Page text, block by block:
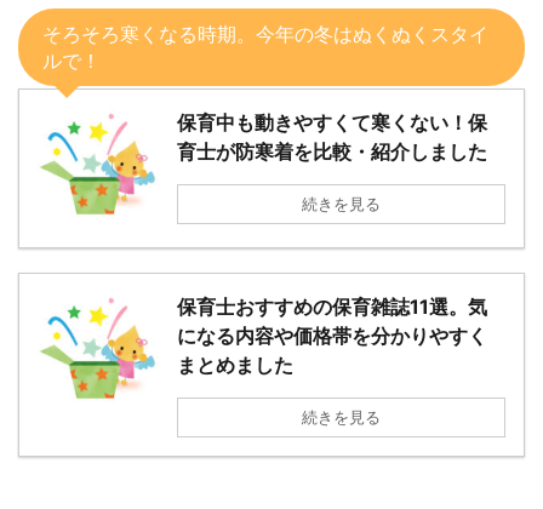
そろそろ寒くなる時期。今年の冬はぬくぬくスタイ
ルで！
保育中も動きやすくて寒くない！保
育士が防寒着を比較・紹介しました
続きを見る
保育士おすすめの保育雑誌11選。気
になる内容や価格帯を分かりやすく
まとめました
続きを見る